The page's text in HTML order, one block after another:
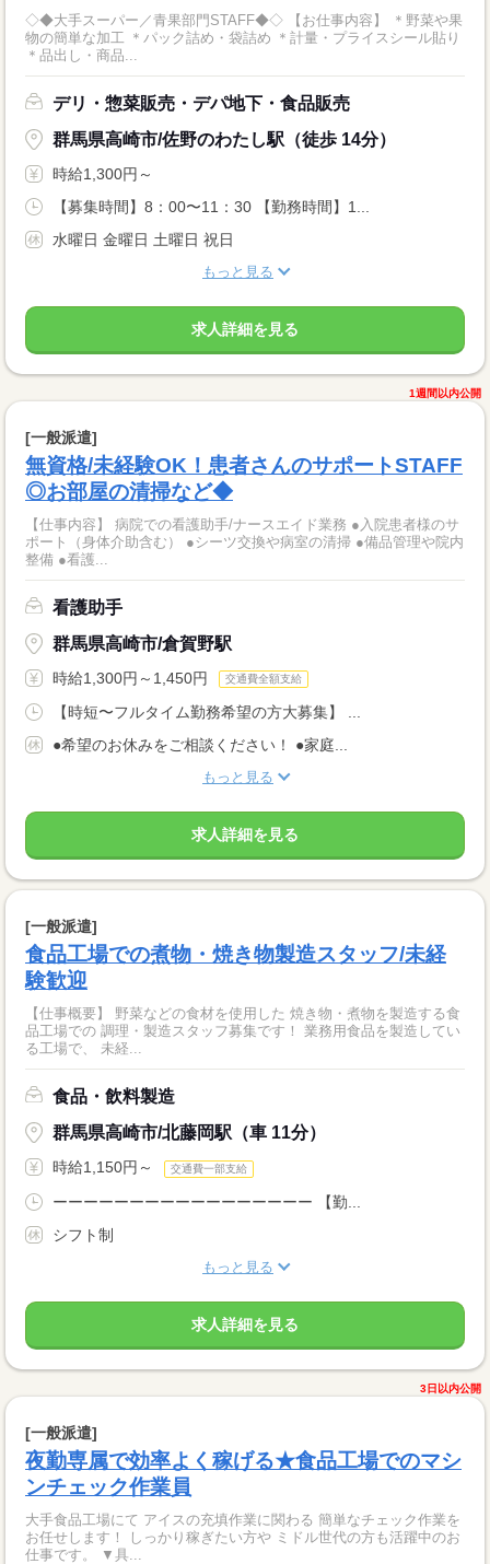
◇◆大手スーパー／青果部門STAFF◆◇ 【お仕事内容】 ＊野菜や果
物の簡単な加工 ＊パック詰め・袋詰め ＊計量・プライスシール貼り
＊品出し・商品...
デリ・惣菜販売・デパ地下・食品販売
群馬県高崎市/佐野のわたし駅（徒歩 14分）
時給1,300円～
【募集時間】8：00〜11：30 【勤務時間】1...
水曜日 金曜日 土曜日 祝日
もっと見る
求人詳細を見る
1週間以内公開
[一般派遣]
無資格/未経験OK！患者さんのサポートSTAFF
◎お部屋の清掃など◆
【仕事内容】 病院での看護助手/ナースエイド業務 ●入院患者様のサ
ポート（身体介助含む） ●シーツ交換や病室の清掃 ●備品管理や院内
整備 ●看護...
看護助手
群馬県高崎市/倉賀野駅
時給1,300円～1,450円 交通費全額支給
【時短〜フルタイム勤務希望の方大募集】 ...
●希望のお休みをご相談ください！ ●家庭...
もっと見る
求人詳細を見る
[一般派遣]
食品工場での煮物・焼き物製造スタッフ/未経
験歓迎
【仕事概要】 野菜などの食材を使用した 焼き物・煮物を製造する食
品工場での 調理・製造スタッフ募集です！ 業務用食品を製造してい
る工場で、 未経...
食品・飲料製造
群馬県高崎市/北藤岡駅（車 11分）
時給1,150円～ 交通費一部支給
ーーーーーーーーーーーーーーーーー 【勤...
シフト制
もっと見る
求人詳細を見る
3日以内公開
[一般派遣]
夜勤専属で効率よく稼げる★食品工場でのマシ
ンチェック作業員
大手食品工場にて アイスの充填作業に関わる 簡単なチェック作業を
お任せします！ しっかり稼ぎたい方や ミドル世代の方も活躍中のお
仕事です。 ▼具...